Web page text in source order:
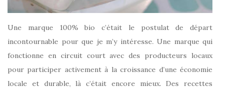
Une marque 100% bio c’était le postulat de départ
incontournable pour que je m’y intéresse. Une marque qui
fonctionne en circuit court avec des producteurs locaux
pour participer activement à la croissance d’une économie
locale et durable, là c’était encore mieux. Des recettes